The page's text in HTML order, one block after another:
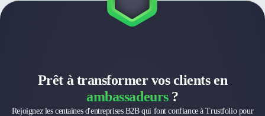
Prêt à transformer vos clients en
ambassadeurs?
Rejoignez les centaines d'entreprises B2B qui font confiance à Trustfolio pour